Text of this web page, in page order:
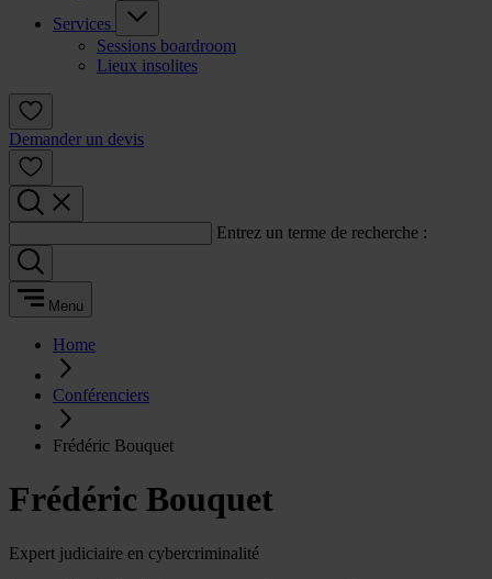
Services
Sessions boardroom
Lieux insolites
Demander un devis
Entrez un terme de recherche :
Menu
Home
Conférenciers
Frédéric Bouquet
Frédéric Bouquet
Expert judiciaire en cybercriminalité